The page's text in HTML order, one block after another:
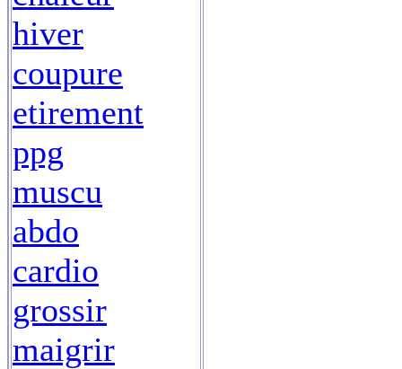
hiver
coupure
etirement
ppg
muscu
abdo
cardio
grossir
maigrir